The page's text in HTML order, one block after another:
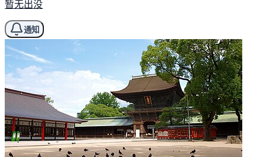
暂无出没
通知